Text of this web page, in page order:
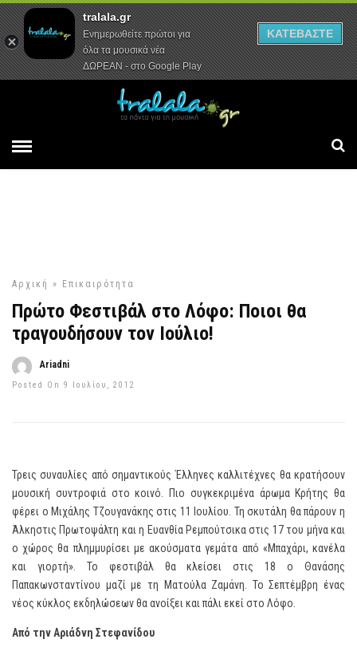
Αρχική Συνεντεύξεις Ρεπορτάζ
Αρχική » Επικαιρότητα
Πρώτο Φεστιβάλ στο Λόφο: Ποιοι θα
τραγουδήσουν τον Ιούλιο!
Ariadni
Posted On 9 Ιουλίου, 2012
Τρεις συναυλίες από σημαντικούς Έλληνες καλλιτέχνες θα κρατήσουν
μουσική συντροφιά στο κοινό. Πιο συγκεκριμένα άρωμα Κρήτης θα
φέρει ο Μιχάλης Τζουγανάκης στις 11 Ιουλίου. Τη σκυτάλη θα πάρουν η
Άλκηστις Πρωτοψάλτη και η Ευανθία Ρεμπούτσικα στις 17 του μήνα και
ο χώρος θα πλημμυρίσει με ακούσματα γεμάτα από «Μπαχάρι, κανέλα
και γιορτή». Το φεστιβάλ θα κλείσει στις 18 ο Θανάσης
Παπακωνσταντίνου μαζί με τη Ματούλα Ζαμάνη. Το Σεπτέμβρη ένας
νέος κύκλος εκδηλώσεων θα ανοίξει και πάλι εκεί στο Λόφο.
Από την Αριάδνη Στεφανίδου
tralala.gr
Ενημερωθείτε πρώτοι για
όλα τα μουσικά νέα
ΔΩΡΕΑΝ - στο Google Play
ΚΑΤΕΒΑΣΤΕ